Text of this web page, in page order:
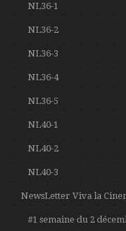
NL36-1
NL36-2
NL36-3
NL36-4
NL36-5
NL40-1
NL40-2
NL40-3
NewsLetter Viva la
#1 semaine du 2